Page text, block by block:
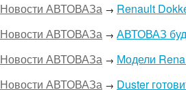
Новости АВТОВАЗа → Renault
Новости АВТОВАЗа → АВТОВАЗ
Новости АВТОВАЗа → Модели
Новости АВТОВАЗа → Duster